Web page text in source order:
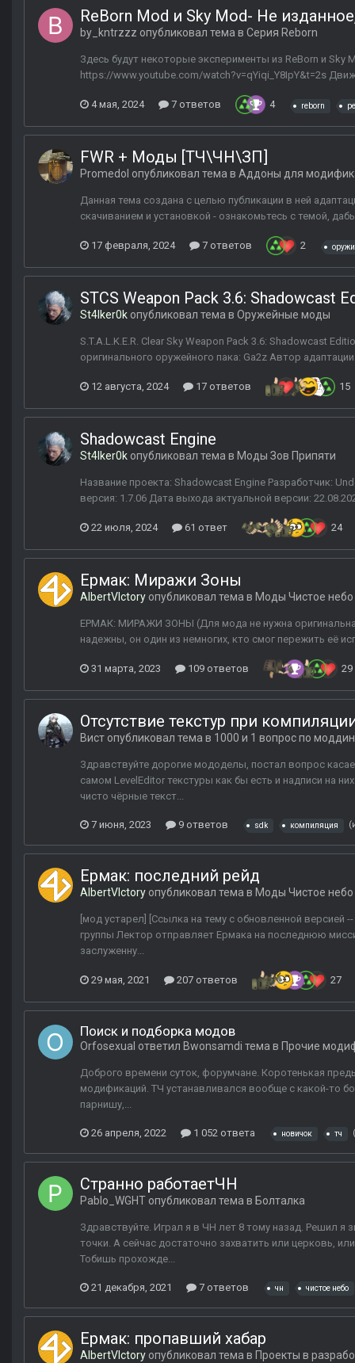
ReBorn Mod и Sky Mod- Не
by_kntrzzz опубликовал тема в Серия Reborn
Здесь будут некоторые эксперименты из ReBorn и
https://www.youtube.com/watch?v=qYiqi_Y8IpY&t=2s
4 мая, 2024 7 ответов 4 reborn
FWR + Моды [ТЧ\ЧН\ЗП]
Promedol опубликовал тема в Аддоны для
Данная тема создана с целью публикации в ней
скачиванием и установкой - ознакомьтесь с темой,
17 февраля, 2024 7 ответов 2
STCS Weapon Pack 3.6: Shadowcast
St4lker0k опубликовал тема в Оружейные моды
S.T.A.L.K.E.R. Clear Sky Weapon Pack 3.6: Shadowcast
оригинального оружейного пака: Ga2z Автор
12 августа, 2024 17 ответов 15
Shadowcast Engine
St4lker0k опубликовал тема в Моды Зов Припяти
Название проекта: Shadowcast Engine Разработчик:
версия: 1.7.06 Дата выхода актуальной версии:
22 июля, 2024 61 ответ 24
Ермак: Миражи Зоны
AlbertVIctory опубликовал тема в Моды Чистое небо
ЕРМАК: МИРАЖИ ЗОНЫ (Для мода не нужна
надежны, он один из немногих, кто смог пережить её
31 марта, 2023 109 ответов 29
Отсутствие текстур при
Вист опубликовал тема в 1000 и 1 вопрос по
Здравствуйте дорогие мододелы, постал вопрос
самом LevelEditor текстуры как бы есть и надписи на
чисто чёрные текст...
7 июня, 2023 9 ответов sdk компиляция
Ермак: последний рейд
AlbertVIctory опубликовал тема в Моды Чистое небо
[мод устарел] [Ссылка на тему с обновленной версией
группы Лектор отправляет Ермака на последнюю
заслуженну...
29 мая, 2021 207 ответов 27
Поиск и подборка модов
Orfosexual ответил Bwonsamdi тема в Прочие
Доброго времени суток, форумчане. Коротенькая
модификаций. ТЧ устанавливался вообще с какой-то
парнишу,...
26 апреля, 2022 1 052 ответа новичок тч
Странно работаетЧН
Pablo_WGHT опубликовал тема в Болталка
Здравствуйте. Играл я в ЧН лет 8 тому назад. Решил
точки. А сейчас достаточно захватить или церковь,
Тобишь прохожде...
21 декабря, 2021 7 ответов чн чистое небо
Ермак: пропавший хабар
AlbertVIctory опубликовал тема в Проекты в